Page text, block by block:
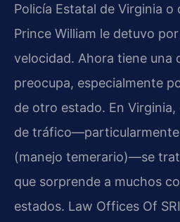
Policía Estatal de Virginia o
Prince William le detuvo
velocidad. Ahora tiene una
preocupa, especialmente
de otro estado. En
de tráfico—particularmente
(manejo temerario)—se
que sorprende a muchos
estados. Law Offices Of